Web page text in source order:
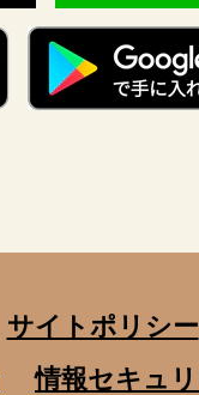
サイトポリシー
情報セキュ